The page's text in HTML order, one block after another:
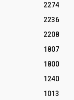
2274
2236
2208
1807
1800
1240
1013